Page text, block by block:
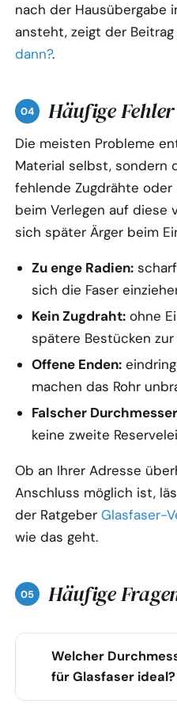
nach der Hausübergabe
ansteht, zeigt der
dann?.
Häufige
Die meisten Probleme
Material selbst, sondern
fehlende Zugdrähte
beim Verlegen auf diese
sich später Ärger beim
Zu enge Radien:
sich die Faser
Kein Zugdraht:ohne
spätere Bestücken
Offene Enden:
machen das Rohr
Falscher
keine zweite
Ob an Ihrer Adresse
Anschluss möglich ist,
der RatgeberGlasfaser-
wie das geht.
Häufige
Welcher
für Glasfaser ideal?